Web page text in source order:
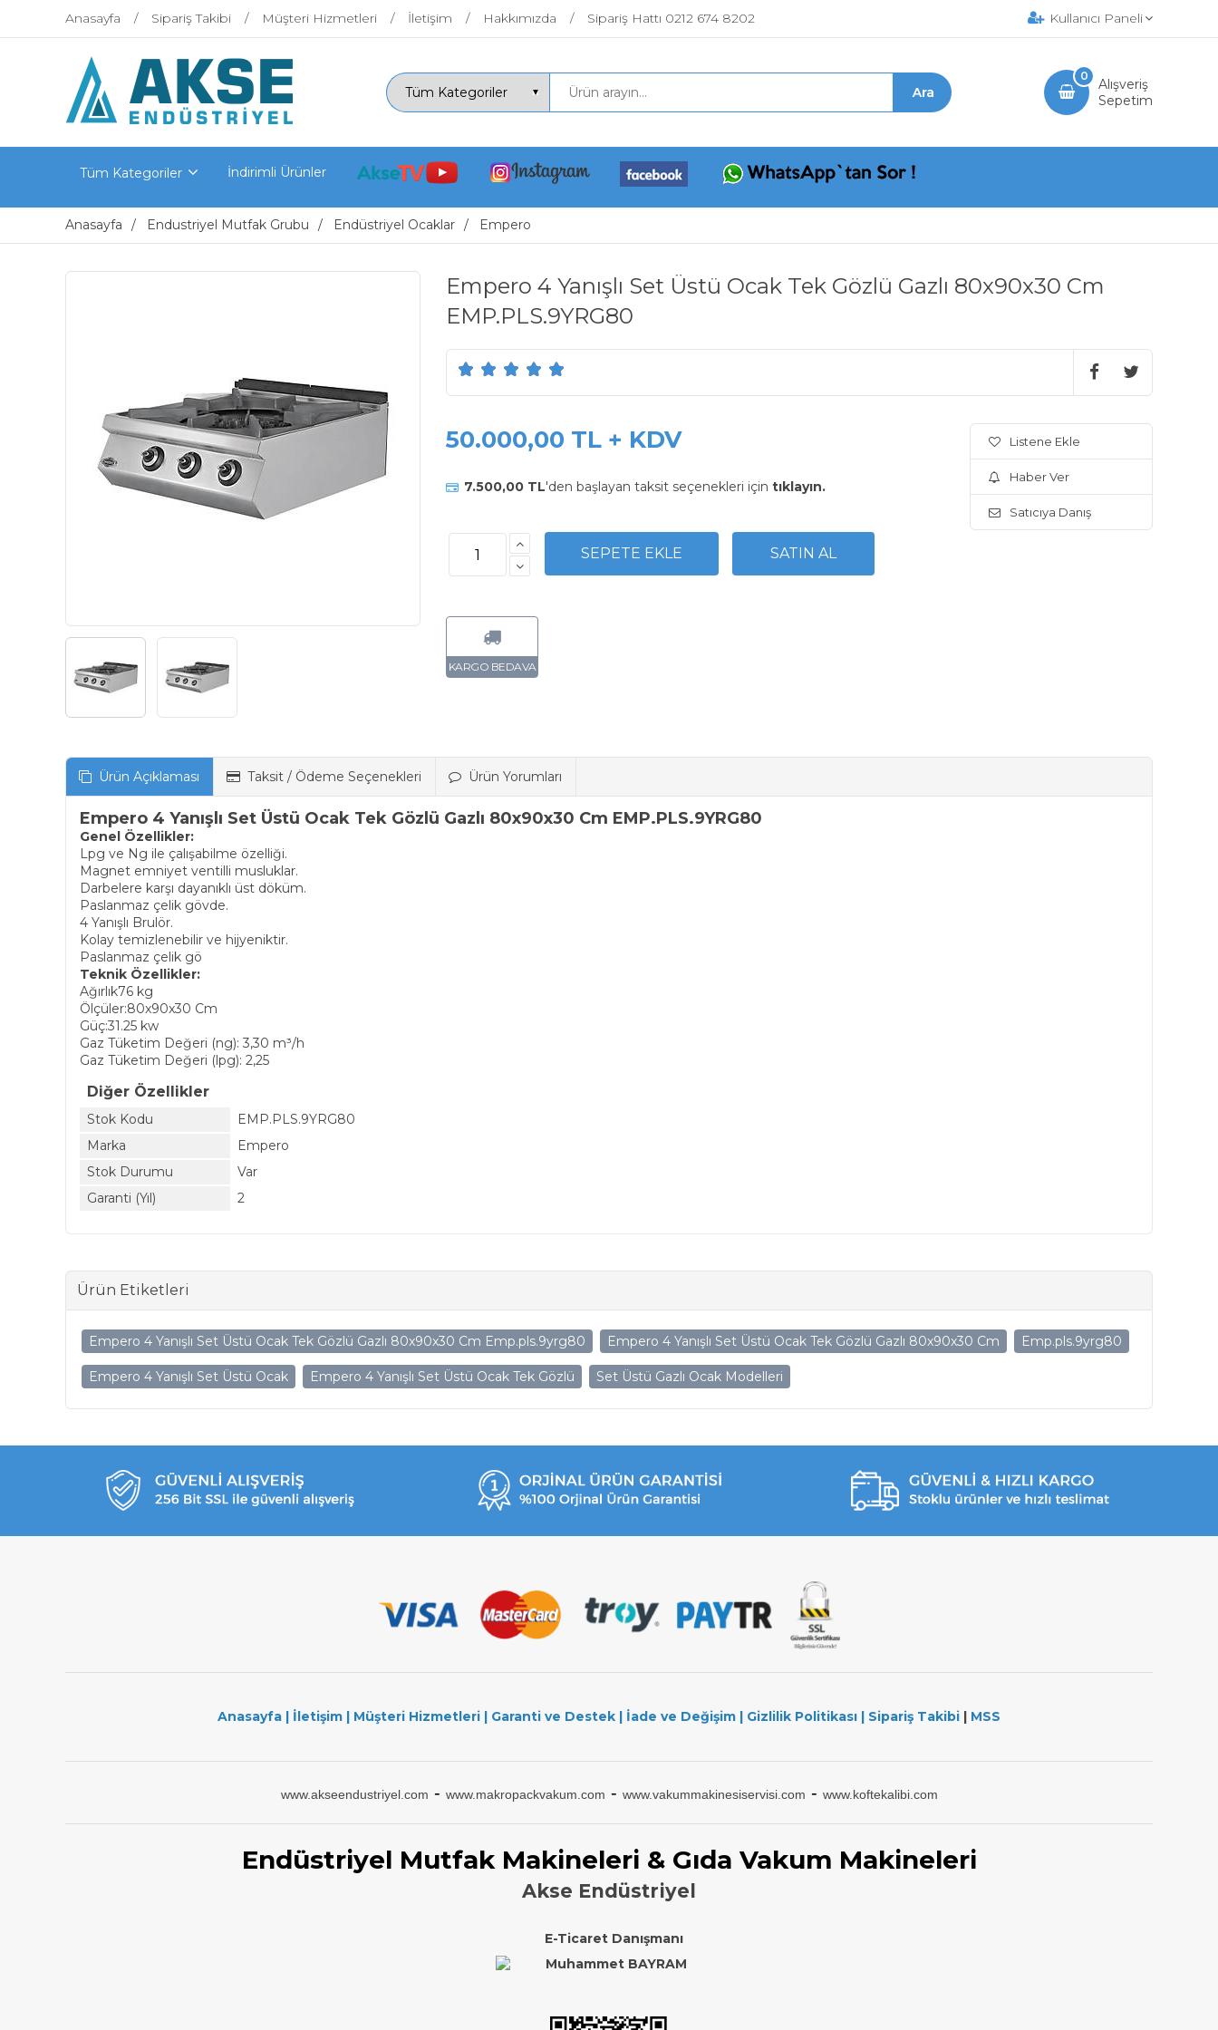
Anasayfa Sipariş Takibi Müşteri Hizmetleri İletişim Hakkımızda Sipariş Hattı 0212 674 8202 Kullanıcı Paneli
Alışveriş
Sepetim
0
Tüm Kategoriler İndirimli Ürünler
Anasayfa Endustriyel Mutfak Grubu Endüstriyel Ocaklar Empero
Empero 4 Yanışlı Set Üstü Ocak Tek Gözlü Gazlı 80x90x30 Cm
EMP.PLS.9YRG80
50.000,00 TL + KDV
7.500,00 TL'den başlayan taksit seçenekleri için tıklayın.
Listene Ekle
Haber Ver
Satıcıya Danış
Ürün Açıklaması Taksit / Ödeme Seçenekleri Ürün Yorumları
Empero 4 Yanışlı Set Üstü Ocak Tek Gözlü Gazlı 80x90x30 Cm EMP.PLS.9YRG80
Genel Özellikler:
Lpg ve Ng ile çalışabilme özelliği.
Magnet emniyet ventilli musluklar.
Darbelere karşı dayanıklı üst döküm.
Paslanmaz çelik gövde.
4 Yanışlı Brulör.
Kolay temizlenebilir ve hijyeniktir.
Paslanmaz çelik gö
Teknik Özellikler:
Ağırlık76 kg
Ölçüler:80x90x30 Cm
Güç:31.25 kw
Gaz Tüketim Değeri (ng): 3,30 m³/h
Gaz Tüketim Değeri (lpg): 2,25
Diğer Özellikler
Stok Kodu
EMP.PLS.9YRG80
Marka
Empero
Stok Durumu
Var
Garanti (Yıl)
2
Ürün Etiketleri
Empero 4 Yanışlı Set Üstü Ocak Tek Gözlü Gazlı 80x90x30 Cm Emp.pls.9yrg80 Empero 4 Yanışlı Set Üstü Ocak Tek Gözlü Gazlı 80x90x30 Cm Emp.pls.9yrg80
Empero 4 Yanışlı Set Üstü Ocak Empero 4 Yanışlı Set Üstü Ocak Tek Gözlü Set Üstü Gazlı Ocak Modelleri
Anasayfa | İletişim | Müşteri Hizmetleri | Garanti ve Destek | İade ve Değişim | Gizlilik Politikası | Sipariş Takibi | MSS
www.akseendustriyel.com - www.makropackvakum.com - www.vakummakinesiservisi.com - www.koftekalibi.com
Endüstriyel Mutfak Makineleri & Gıda Vakum Makineleri
Akse Endüstriyel
E-Ticaret Danışmanı